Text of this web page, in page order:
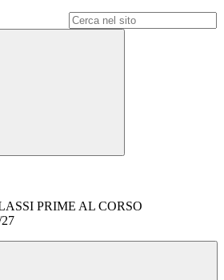
PRIME AL CORSO